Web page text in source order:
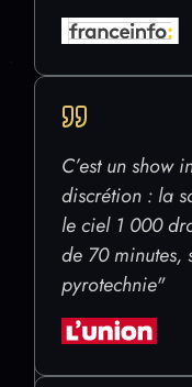
C’est un show
discrétion : la
le ciel 1 000
de 70 minutes,
pyrotechnie"
Si vous ne
contactez-nous
À quelle